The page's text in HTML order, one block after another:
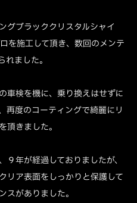
グブラッククリスタルシャイ
を施工して頂き、数回のメンテ
れました。
車検を機に、乗り換えはせずに
再度のコーティングで綺麗にリ
頂きました。
年が経過しておりましたが、
リア表面をしっかりと保護して
スがありました。